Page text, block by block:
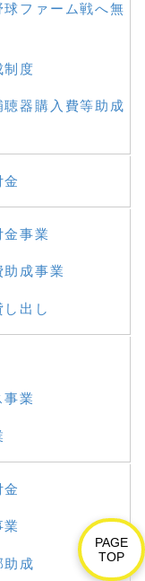
PAGE
TOP
ファーム戦へ無
制度
器購入費等助成
事業
成事業
出し
業
助成